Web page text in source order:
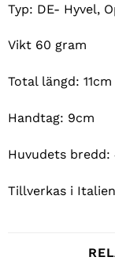
Typ: DE- Hyvel,
Vikt 60 gram
Total längd: 11cm
Handtag: 9cm
Huvudets bredd:
Tillverkas i